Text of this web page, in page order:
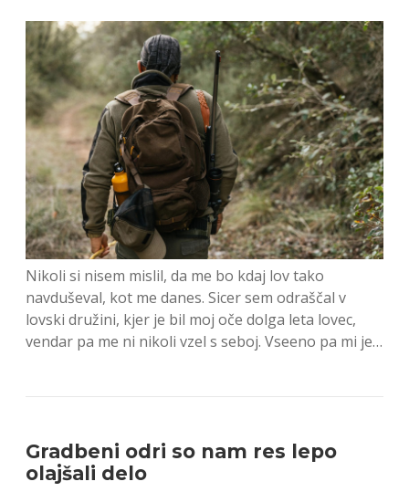
Nikoli si nisem mislil, da me bo kdaj lov tako
navduševal, kot me danes. Sicer sem odraščal v
lovski družini, kjer je bil moj oče dolga leta lovec,
vendar pa me ni nikoli vzel s seboj. Vseeno pa mi je…
Gradbeni odri so nam res lepo
olajšali delo